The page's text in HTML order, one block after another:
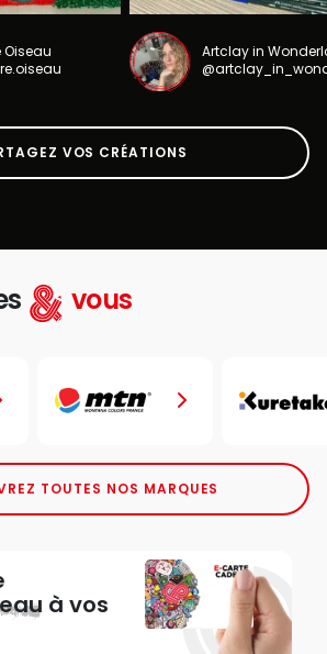
Artclay in
VOS CRÉATIONS
vous
TOUTES NOS MARQUES
à vos